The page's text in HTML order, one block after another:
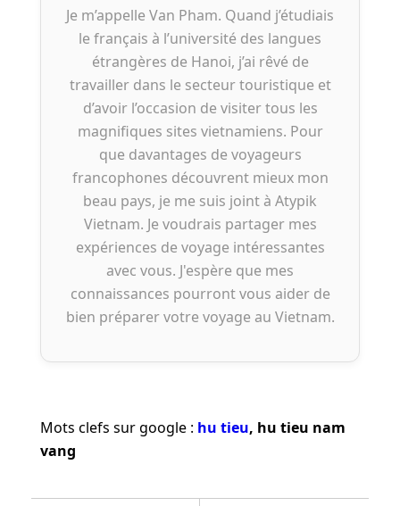
Je m’appelle Van Pham. Quand j’étudiais
le français à l’université des langues
étrangères de Hanoi, j’ai rêvé de
travailler dans le secteur touristique et
d’avoir l’occasion de visiter tous les
magnifiques sites vietnamiens. Pour
que davantages de voyageurs
francophones découvrent mieux mon
beau pays, je me suis joint à Atypik
Vietnam. Je voudrais partager mes
expériences de voyage intéressantes
avec vous. J'espère que mes
connaissances pourront vous aider de
bien préparer votre voyage au Vietnam.
Mots clefs sur google : hu tieu, hu tieu nam
vang